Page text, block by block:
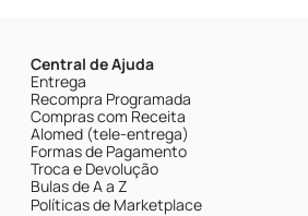
Central de Ajuda
Entrega
Recompra Programada
Compras com Receita
Alomed (tele-entrega)
Formas de Pagamento
Troca e Devolução
Bulas de A a Z
Políticas de Marketplace